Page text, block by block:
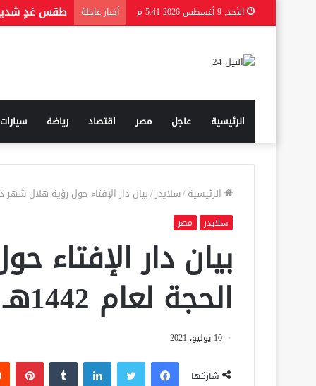
الأحد, 9 أغسطس 2026 5:41 م أخبار عاجلة من هي
الرئيسية عاجل مصر اقتصاد رياضة سيارات
الرئيسية/سلايدر/بيان دار الإفتاء حول رؤية هلال شهر ذي
سلايدر مصر
بيان دار
الحجة لعام 1442هـ
10 يوليو، 2021
شاركها
فيسبوك لينكدإن بينتيريست